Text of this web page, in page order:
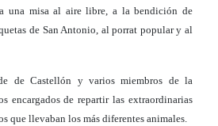
a una misa al aire libre, a la bendición de
de San Antonio, al porrat popular y al
de Castellón y varios miembros de la
encargados de repartir las extraordinarias
que llevaban los más diferentes animales.